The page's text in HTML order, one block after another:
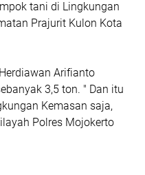
tani di Lingkungan
Prajurit Kulon Kota
Arifianto
3,5 ton. " Dan itu
Kemasan saja,
Polres Mojokerto